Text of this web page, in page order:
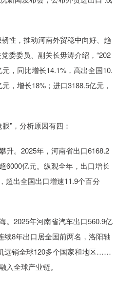
性，推动河南外贸稳中向好、趋
委委员、副关长毋涛介绍，“202
，同比增长14.1%，高出全国10.
，增长18%；进口3188.5亿元，
”，分析原因有四：
升。2025年，河南省出口6168.2
6000亿元。纵观全年，出口增长
超出全国出口增速11.9个百分
。2025年河南省汽车出口560.9亿
续8年出口居全国前两名，洛阳轴
远销全球120多个国家和地区……
入全球产业链。